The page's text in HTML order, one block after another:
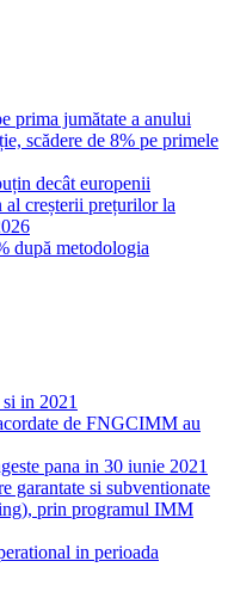
prima jumătate a anului
scădere de 8% pe primele
decât europenii
al creșterii prețurilor la
după metodologia
in 2021
de FNGCIMM au
pana in 30 iunie 2021
garantate si subventionate
prin programul IMM
in perioada